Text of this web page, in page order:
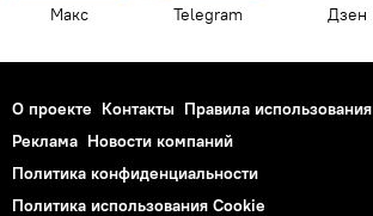
Макс Telegram Дзен
О проекте Контакты Правила использования
Реклама Новости компаний
Политика конфиденциальности
Политика использования Cookie